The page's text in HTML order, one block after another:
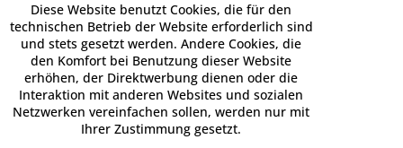
Diese Website benutzt Cookies, die für den
technischen Betrieb der Website erforderlich sind
und stets gesetzt werden. Andere Cookies, die
den Komfort bei Benutzung dieser Website
erhöhen, der Direktwerbung dienen oder die
Interaktion mit anderen Websites und sozialen
Netzwerken vereinfachen sollen, werden nur mit
Ihrer Zustimmung gesetzt.